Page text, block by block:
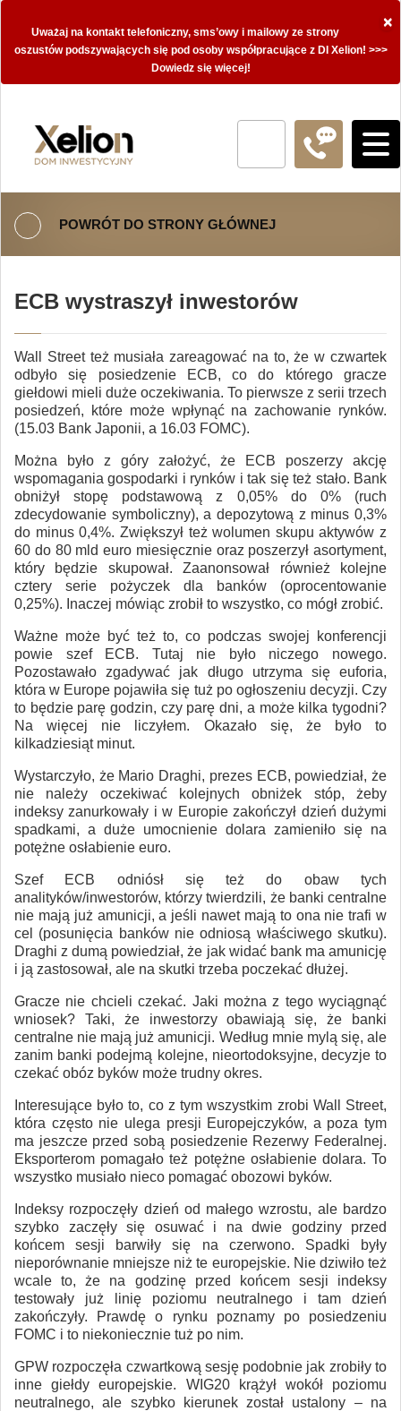
×
Uważaj na kontakt telefoniczny, sms’owy i mailowy ze strony
oszustów podszywających się pod osoby współpracujące z DI Xelion! >>>
Dowiedz się więcej!
POWRÓT DO STRONY GŁÓWNEJ
ECB wystraszył inwestorów
Wall Street też musiała zareagować na to, że w czwartek
odbyło się posiedzenie ECB, co do którego gracze
giełdowi mieli duże oczekiwania. To pierwsze z serii trzech
posiedzeń, które może wpłynąć na zachowanie rynków.
(15.03 Bank Japonii, a 16.03 FOMC).
Można było z góry założyć, że ECB poszerzy akcję
wspomagania gospodarki i rynków i tak się też stało. Bank
obniżył stopę podstawową z 0,05% do 0% (ruch
zdecydowanie symboliczny), a depozytową z minus 0,3%
do minus 0,4%. Zwiększył też wolumen skupu aktywów z
60 do 80 mld euro miesięcznie oraz poszerzył asortyment,
który będzie skupował. Zaanonsował również kolejne
cztery serie pożyczek dla banków (oprocentowanie
0,25%). Inaczej mówiąc zrobił to wszystko, co mógł zrobić.
Ważne może być też to, co podczas swojej konferencji
powie szef ECB. Tutaj nie było niczego nowego.
Pozostawało zgadywać jak długo utrzyma się euforia,
która w Europe pojawiła się tuż po ogłoszeniu decyzji. Czy
to będzie parę godzin, czy parę dni, a może kilka tygodni?
Na więcej nie liczyłem. Okazało się, że było to
kilkadziesiąt minut.
Wystarczyło, że Mario Draghi, prezes ECB, powiedział, że
nie należy oczekiwać kolejnych obniżek stóp, żeby
indeksy zanurkowały i w Europie zakończył dzień dużymi
spadkami, a duże umocnienie dolara zamieniło się na
potężne osłabienie euro.
Szef ECB odniósł się też do obaw tych
analityków/inwestorów, którzy twierdzili, że banki centralne
nie mają już amunicji, a jeśli nawet mają to ona nie trafi w
cel (posunięcia banków nie odniosą właściwego skutku).
Draghi z dumą powiedział, że jak widać bank ma amunicję
i ją zastosował, ale na skutki trzeba poczekać dłużej.
Gracze nie chcieli czekać. Jaki można z tego wyciągnąć
wniosek? Taki, że inwestorzy obawiają się, że banki
centralne nie mają już amunicji. Według mnie mylą się, ale
zanim banki podejmą kolejne, nieortodoksyjne, decyzje to
czekać obóz byków może trudny okres.
Interesujące było to, co z tym wszystkim zrobi Wall Street,
która często nie ulega presji Europejczyków, a poza tym
ma jeszcze przed sobą posiedzenie Rezerwy Federalnej.
Eksporterom pomagało też potężne osłabienie dolara. To
wszystko musiało nieco pomagać obozowi byków.
Indeksy rozpoczęły dzień od małego wzrostu, ale bardzo
szybko zaczęły się osuwać i na dwie godziny przed
końcem sesji barwiły się na czerwono. Spadki były
nieporównanie mniejsze niż te europejskie. Nie dziwiło też
wcale to, że na godzinę przed końcem sesji indeksy
testowały już linię poziomu neutralnego i tam dzień
zakończyły. Prawdę o rynku poznamy po posiedzeniu
FOMC i to niekoniecznie tuż po nim.
GPW rozpoczęła czwartkową sesję podobnie jak zrobiły to
inne giełdy europejskie. WIG20 krążył wokół poziomu
neutralnego, ale szybko kierunek został ustalony – na